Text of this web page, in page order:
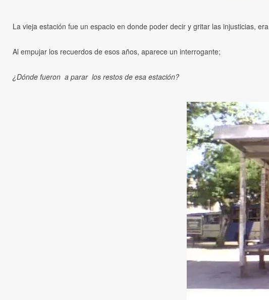
La vieja estación fue un espacio en donde poder decir y gritar las injusticias,
Al empujar los recuerdos de esos años, aparece un interrogante;
¿Dónde fueron a parar los restos de esa estación?